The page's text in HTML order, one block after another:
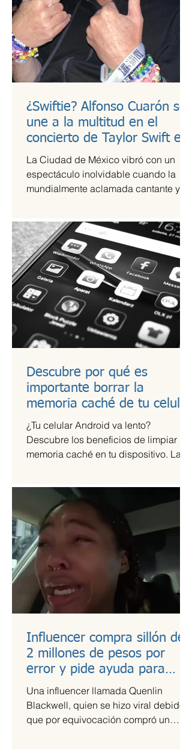
¿Swiftie? Alfonso Cuarón se
une a la multitud en el
concierto de Taylor Swift en
CDMX
La Ciudad de México vibró con un
espectáculo inolvidable cuando la
mundialmente aclamada cantante y
Descubre por qué es
importante borrar la
memoria caché de tu celular
¿Tu celular Android va lento?
Descubre los beneficios de limpiar la
memoria caché en tu dispositivo. La
Influencer compra sillón de
2 millones de pesos por
error y pide ayuda para
pagarlo
Una influencer llamada Quenlin
Blackwell, quien se hizo viral debido a
que por equivocación compró un